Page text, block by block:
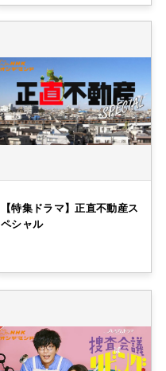
【特集ドラマ】正直不動産ス
ペシャル